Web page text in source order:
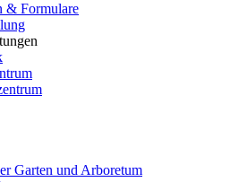
& Formulare
Garten und Arboretum